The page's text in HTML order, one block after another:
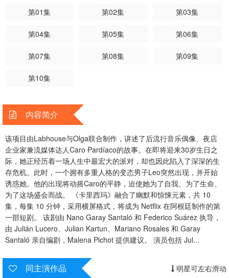
剧，Malena Pichot 提供建议。 演员包括 Jul...
第01集 第02集 第03集
第04集 第05集 第06集
第07集 第08集 第09集
第10集
内容简介
该项目由Labhouse与Olga联合制作，讲述了后流行音乐偶像、夜店
企业家兼流媒体达人Caro Pardíaco的故事。在即将迎来30岁生日之
际，她正经历着一场人生中最宏大的派对，却也因此陷入了深深的生
存危机。此时，一个拥有多重人格的变态男子Leo突然出现，并开始
诱惑她。他的出现将动摇Caro的平静，迫使她为了自我、为了生命、
为了这场盛会而战。 《卡里西玛》融合了幽默和惊悚元素，共 10
集，每集 10 分钟，采用横屏格式，将成为 Netflix 在阿根廷制作的第
一部短剧。 该剧由 Nano Garay Santaló 和 Federico Suárez 执导，
由 Julián Lucero、Julian Kartun、Mariano Rosales 和 Garay
Santaló 亲自编剧，Malena Pichot 提供建议。 演员包括 Jul...
同主演作品 明星可左右滑动